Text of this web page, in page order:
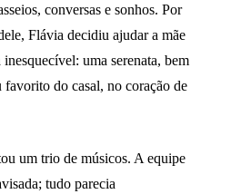
conversas e sonhos. Por
Flávia decidiu ajudar a mãe
inesquecível: uma serenata, bem
favorito do casal, no coração de
um trio de músicos. A equipe
tudo parecia